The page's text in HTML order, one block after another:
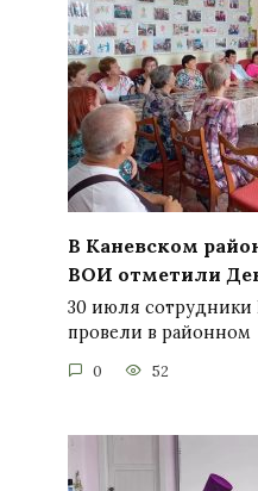
В Каневском
ВОИ отметили
30 июля сотрудники
провели в районном
0 52